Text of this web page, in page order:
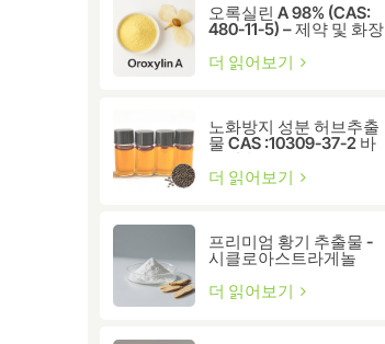
오록실린 A 98% (CAS:
480-11-5) – 제약 및 화장
품 연구용 천연 플라보노
이드 화합물
더 읽어보기
노화방지 성분 허브추출
물 CAS :10309-37-2 바
쿠치올
더 읽어보기
프리미엄 황기 추출물 -
시클로아스트라게놀
CAS:78574-94-4
더 읽어보기